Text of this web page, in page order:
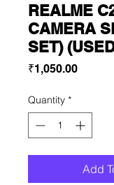
REALME
CAMERA
SET)
₹1,050.00Price
Quantity *
Add